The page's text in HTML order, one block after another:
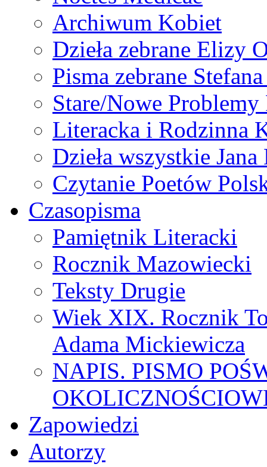
Archiwum Kobiet
Dzieła zebrane Elizy
Pisma zebrane
Stare/Nowe
Literacka i Rodzinna
Dzieła wszystkie
Czytanie Poetów
Czasopisma
Pamiętnik Literacki
Rocznik Mazowiecki
Teksty Drugie
Wiek XIX. Rocznik
Adama Mickiewicza
NAPIS. PISMO
Zapowiedzi
Autorzy